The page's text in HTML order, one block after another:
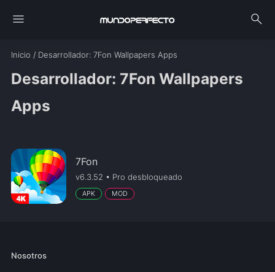
menu search
Inicio / Desarrollador: 7Fon Wallpapers Apps
Desarrollador: 7Fon Wallpapers
Apps
7Fon
v6.3.52 • Pro desbloqueado
APK MOD
Nosotros